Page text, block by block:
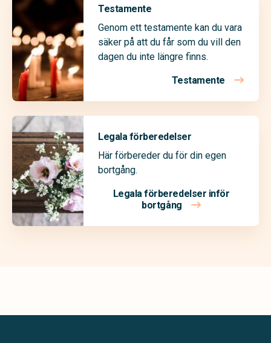
Testamente
Genom ett testamente kan du vara
säker på att du får som du vill den
dagen du inte längre finns.
Testamente
Legala förberedelser
Här förbereder du för din egen
bortgång.
Legala förberedelser inför
bortgång